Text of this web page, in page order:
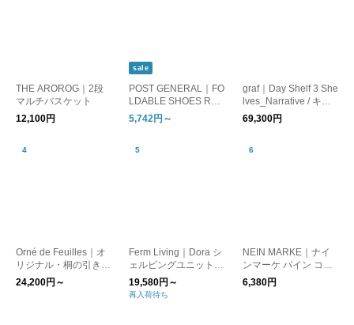
THE AROROG｜2段
マルチバスケット
12,100円
sale
POST GENERAL｜FO
LDABLE SHOES RAC
K フォルダブル シュ
ーズラック/オープン
5,742円～
graf｜Day Shelf 3 She
lves_Narrative / キャ
ビネット ナラティヴ
69,300円
Orné de Feuilles｜オ
リジナル・桐の引き出
し
24,200円～
Ferm Living｜Dora シ
ェルビングユニット
シェルフ/棚 日本正
規販売店品【お取り寄
せ】
19,580円～
再入荷待ち
NEIN MARKE｜ナイ
ンマーケ パイン コー
ナーブックスタンド
6,380円